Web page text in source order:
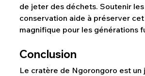
de jeter des déchets. Soutenir
conservation aide à préserver
magnifique pour les générations
Conclusion
Le cratère de Ngorongoro est un